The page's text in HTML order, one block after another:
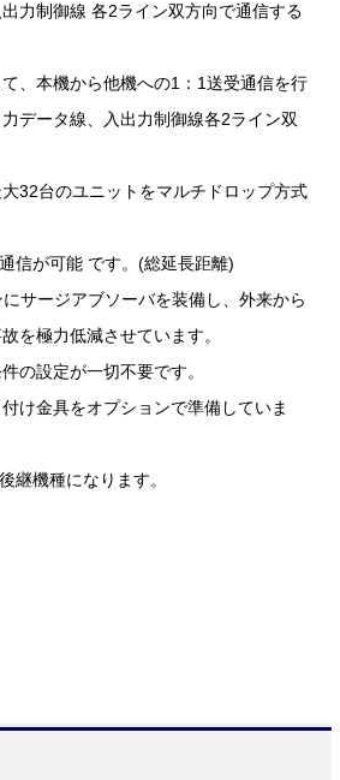
出力制御線 各2ライン双方向で通信する
て、本機から他機への1：1送受通信を行
データ線、入出力制御線各2ライン双
大32台のユニットをマルチドロップ方式
信が可能 です。(総延長距離)
にサージアブソーバを装備し、外来から
を極力低減させています。
の設定が一切不要です。
け金具をオプションで準備していま
継機種になります。